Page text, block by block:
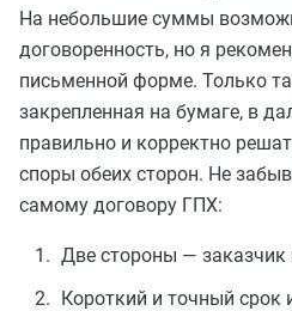
На небольшие суммы
договоренность, но я
письменной форме. Только
закрепленная на бумаге, в
правильно и корректно
споры обеих сторон. Не
самому договору ГПХ:
Две стороны — заказчик
Короткий и точный срок